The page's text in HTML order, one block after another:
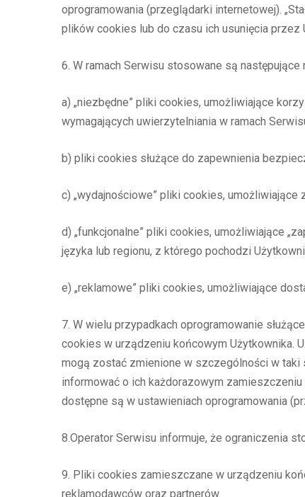
oprogramowania (przeglądarki internetowej).
plików cookies lub do czasu ich usunięcia przez
6. W ramach Serwisu stosowane są
a) „niezbędne” pliki cookies, umożliwiające
wymagających uwierzytelniania w ramach
b) pliki cookies służące do zapewnienia
c) „wydajnościowe” pliki cookies,
d) „funkcjonalne” pliki cookies, umożliwiające
języka lub regionu, z którego pochodzi
e) „reklamowe” pliki cookies, umożliwiające
7. W wielu przypadkach oprogramowanie
cookies w urządzeniu końcowym Użytkownika.
mogą zostać zmienione w szczególności w taki
informować o ich każdorazowym
dostępne są w ustawieniach oprogramowania
8.Operator Serwisu informuje, że ograniczenia
9. Pliki cookies zamieszczane w urządzeniu
reklamodawców oraz partnerów.